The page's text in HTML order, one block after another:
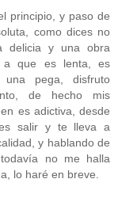
principio, y paso de
como dices no
delicia y una obra
a que es lenta, es
pega, disfruto
de hecho mis
es adictiva, desde
salir y te lleva a
y hablando de
no me halla
lo haré en breve.